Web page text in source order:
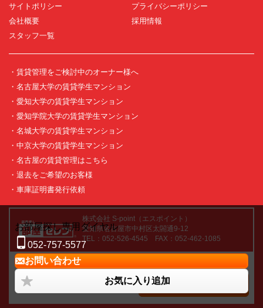
お部屋探し専用ダイヤル
052-757-5577
お問い合わせ
お気に入り追加
サイトポリシー
プライバシーポリシー
会社概要
採用情報
スタッフ一覧
・賃貸管理をご検討中のオーナー様へ
・名古屋大学の賃貸学生マンション
・愛知大学の賃貸学生マンション
・愛知学院大学の賃貸学生マンション
・名城大学の賃貸学生マンション
・中京大学の賃貸学生マンション
・名古屋の賃貸管理はこちら
・退去をご希望のお客様
・車庫証明書発行依頼
株式会社 S-point（エスポイント）
愛知県名古屋市中村区太閤通9-12
TEL：052-526-4545 FAX：052-462-1085
お気軽にご相談・お問い合わせください。
お部屋探し専用ダイヤル
052-526-4545 お問い合わせ